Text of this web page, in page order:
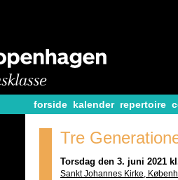
forside kalender repertoire
Tre
Torsdag den 3. juni 2021
Sankt Johannes Kirke,